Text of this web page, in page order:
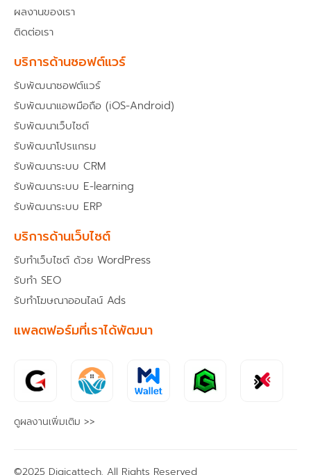
ผลงานของเรา
ติดต่อเรา
บริการด้านซอฟต์แวร์
รับพัฒนาซอฟต์แวร์
รับพัฒนาแอพมือถือ (iOS-Android)
รับพัฒนาเว็บไซต์
รับพัฒนาโปรแกรม
รับพัฒนาระบบ CRM
รับพัฒนาระบบ E-learning
รับพัฒนาระบบ ERP
บริการด้านเว็บไซต์
รับทำเว็บไซต์ ด้วย WordPress
รับทำ SEO
รับทำโฆษณาออนไลน์ Ads
แพลตฟอร์มที่เราได้พัฒนา
ดูผลงานเพิ่มเติม >>
©2025 Digicattech. All Rights Reserved